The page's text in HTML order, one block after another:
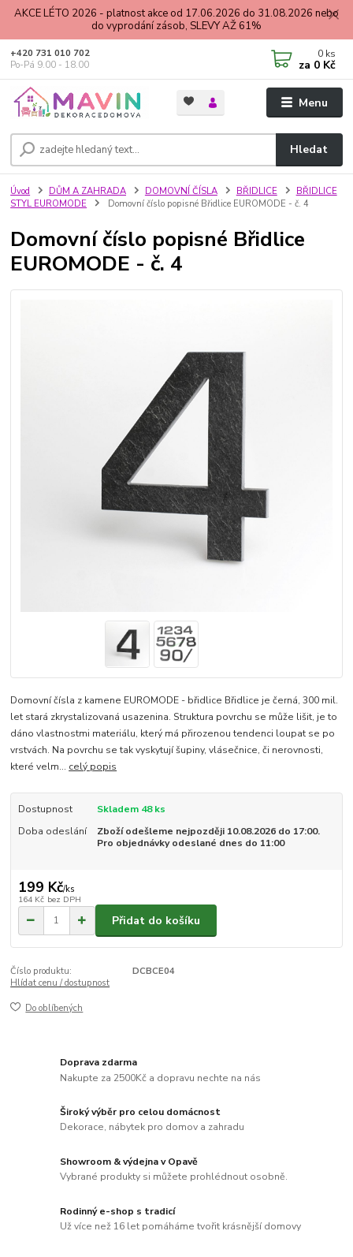
AKCE LÉTO 2026 - platnost akce od 17.06.2026 do 31.08.2026 nebo
do vyprodání zásob, SLEVY AŽ 61%
Menu
Hledat
+420 731 010 702
Po-Pá 9.00 - 18.00
0 ks
za 0 Kč
Úvod DŮM A ZAHRADA DOMOVNÍ ČÍSLA BŘIDLICE
BŘIDLICE
STYL EUROMODE
Domovní číslo popisné Břidlice EUROMODE - č. 4
Domovní číslo popisné Břidlice
EUROMODE - č. 4
Domovní čísla z kamene EUROMODE - břidlice Břidlice je černá, 300 mil.
let stará zkrystalizovaná usazenina. Struktura povrchu se může lišit, je to
dáno vlastnostmi materiálu, který má přirozenou tendenci loupat se po
vrstvách. Na povrchu se tak vyskytují šupiny, vlásečnice, či nerovnosti,
které velm... celý popis
Dostupnost
Skladem 48 ks
Doba odeslání
Zboží odešleme nejpozději 10.08.2026 do 17:00.
Pro objednávky odeslané dnes do 11:00
199 Kč/ks
164 Kč bez DPH
Přidat do košíku
Číslo produktu:
DCBCE04
Hlídat cenu / dostupnost
Do oblíbených
Doprava zdarma
Nakupte za 2500Kč a dopravu nechte na nás
Široký výběr pro celou domácnost
Dekorace, nábytek pro domov a zahradu
Showroom & výdejna v Opavě
Vybrané produkty si můžete prohlédnout osobně.
Rodinný e-shop s tradicí
Už více než 16 let pomáháme tvořit krásnější domovy